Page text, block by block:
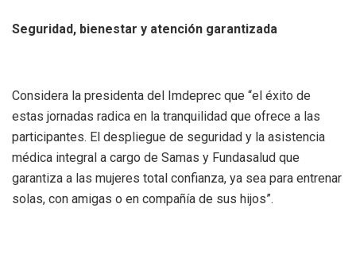
Seguridad, bienestar y atención garantizada
Considera la presidenta del Imdeprec que “el éxito de
estas jornadas radica en la tranquilidad que ofrece a las
participantes. El despliegue de seguridad y la asistencia
médica integral a cargo de Samas y Fundasalud que
garantiza a las mujeres total confianza, ya sea para entrenar
solas, con amigas o en compañía de sus hijos”.